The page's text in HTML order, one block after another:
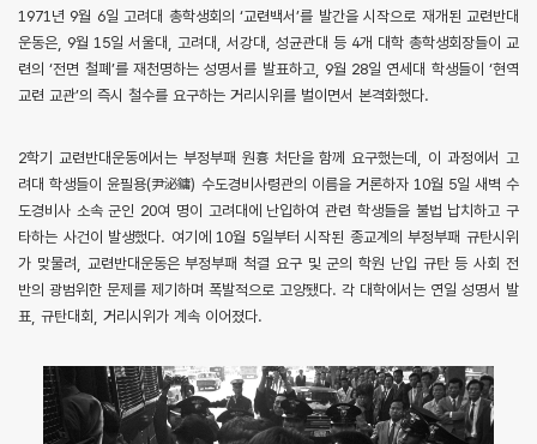
1971년 9월 6일 고려대 총학생회의 ‘교련백서’를 발간을 시작으로 재개된 교련반대
운동은, 9월 15일 서울대, 고려대, 서강대, 성균관대 등 4개 대학 총학생회장들이 교
련의 ‘전면 철폐’를 재천명하는 성명서를 발표하고, 9월 28일 연세대 학생들이 ‘현역
교련 교관’의 즉시 철수를 요구하는 거리시위를 벌이면서 본격화했다.
2학기 교련반대운동에서는 부정부패 원흉 처단을 함께 요구했는데, 이 과정에서 고
려대 학생들이 윤필용(尹泌鏞) 수도경비사령관의 이름을 거론하자 10월 5일 새벽 수
도경비사 소속 군인 20여 명이 고려대에 난입하여 관련 학생들을 불법 납치하고 구
타하는 사건이 발생했다. 여기에 10월 5일부터 시작된 종교계의 부정부패 규탄시위
가 맞물려, 교련반대운동은 부정부패 척결 요구 및 군의 학원 난입 규탄 등 사회 전
반의 광범위한 문제를 제기하며 폭발적으로 고양됐다. 각 대학에서는 연일 성명서 발
표, 규탄대회, 거리시위가 계속 이어졌다.